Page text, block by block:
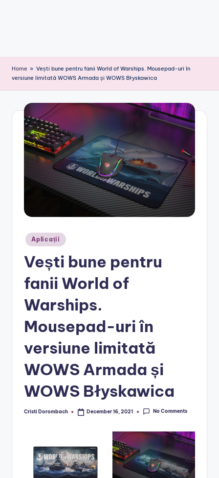
Home » Vești bune pentru fanii World of Warships. Mousepad-uri în
versiune limitată WOWS Armada și WOWS Błyskawica
Posted
in
Aplicații
Vești bune pentru
fanii World of
Warships.
Mousepad-uri în
versiune limitată
WOWS Armada și
WOWS Błyskawica
Posted
Cristi Dorombach December 16, 2021 No Comments